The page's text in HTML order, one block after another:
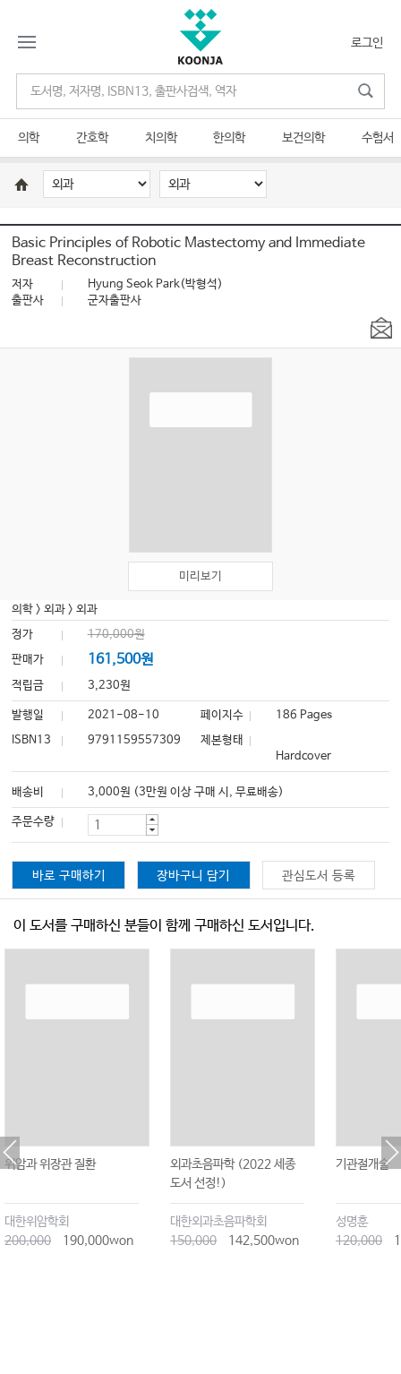
로그인
의학 간호학 치의학 한의학 보건의학 수험서
Basic Principles of Robotic Mastectomy and Immediate
Breast Reconstruction
저자
Hyung Seok Park(박형석)
출판사
군자출판사
미리보기
의학 >외과 >외과
정가
170,000원
판매가
161,500원
적립금 3,230원
발행일 2021-08-10 페이지수
186 Pages
ISBN13
9791159557309
제본형태
Hardcover
배송비 3,000원 (3만원 이상 구매 시, 무료배송)
주문수량
바로 구매하기 장바구니 담기 관심도서 등록
이 도서를 구매하신 분들이 함께 구매하신 도서입니다.
위암과 위장관 질환
대한위암학회
200,000
190,000won
외과초음파학 (2022 세종
도서 선정!)
대한외과초음파학회
150,000
142,500won
기관절개술
성명훈
120,000